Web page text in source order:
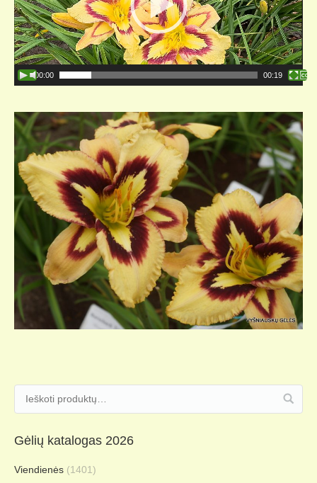
00:00 00:19
Gėlių katalogas 2026
Viendienės (1401)